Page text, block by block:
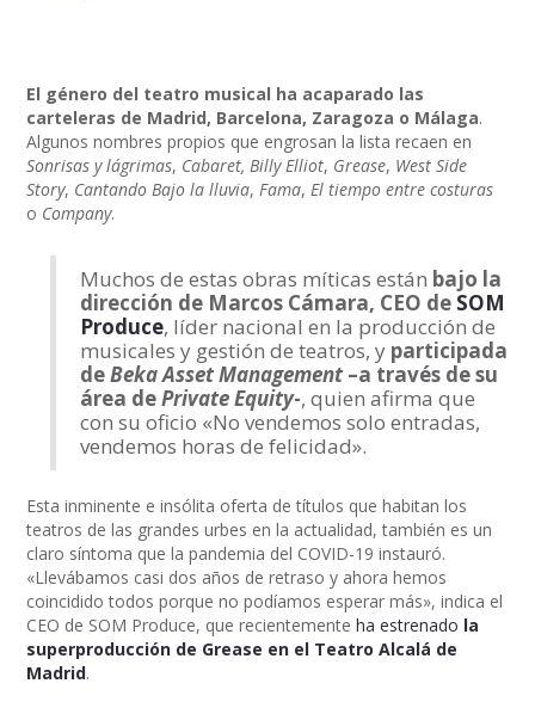
El género del teatro musical ha acaparado las
carteleras de Madrid, Barcelona, Zaragoza o Málaga.
Algunos nombres propios que engrosan la lista recaen en
Sonrisas y lágrimas, Cabaret, Billy Elliot, Grease, West Side
Story, Cantando Bajo la lluvia,Fama, El tiempo entre costuras
o Company.
Muchos de estas obras míticas están bajo la
dirección de Marcos Cámara, CEO de SOM
Produce, líder nacional en la producción de
musicales y gestión de teatros, y participada
deBeka Asset Management–a través de su
área dePrivate Equity-, quien afirma que
con su oficio «No vendemos solo entradas,
vendemos horas de felicidad».
Esta inminente e insólita oferta de títulos que habitan los
teatros de las grandes urbes en la actualidad, también es un
claro síntoma que la pandemia del COVID-19 instauró.
«Llevábamos casi dos años de retraso y ahora hemos
coincidido todos porque no podíamos esperar más», indica el
CEO de SOM Produce, que recientemente ha estrenado la
superproducción de Grease en el Teatro Alcalá de
Madrid.